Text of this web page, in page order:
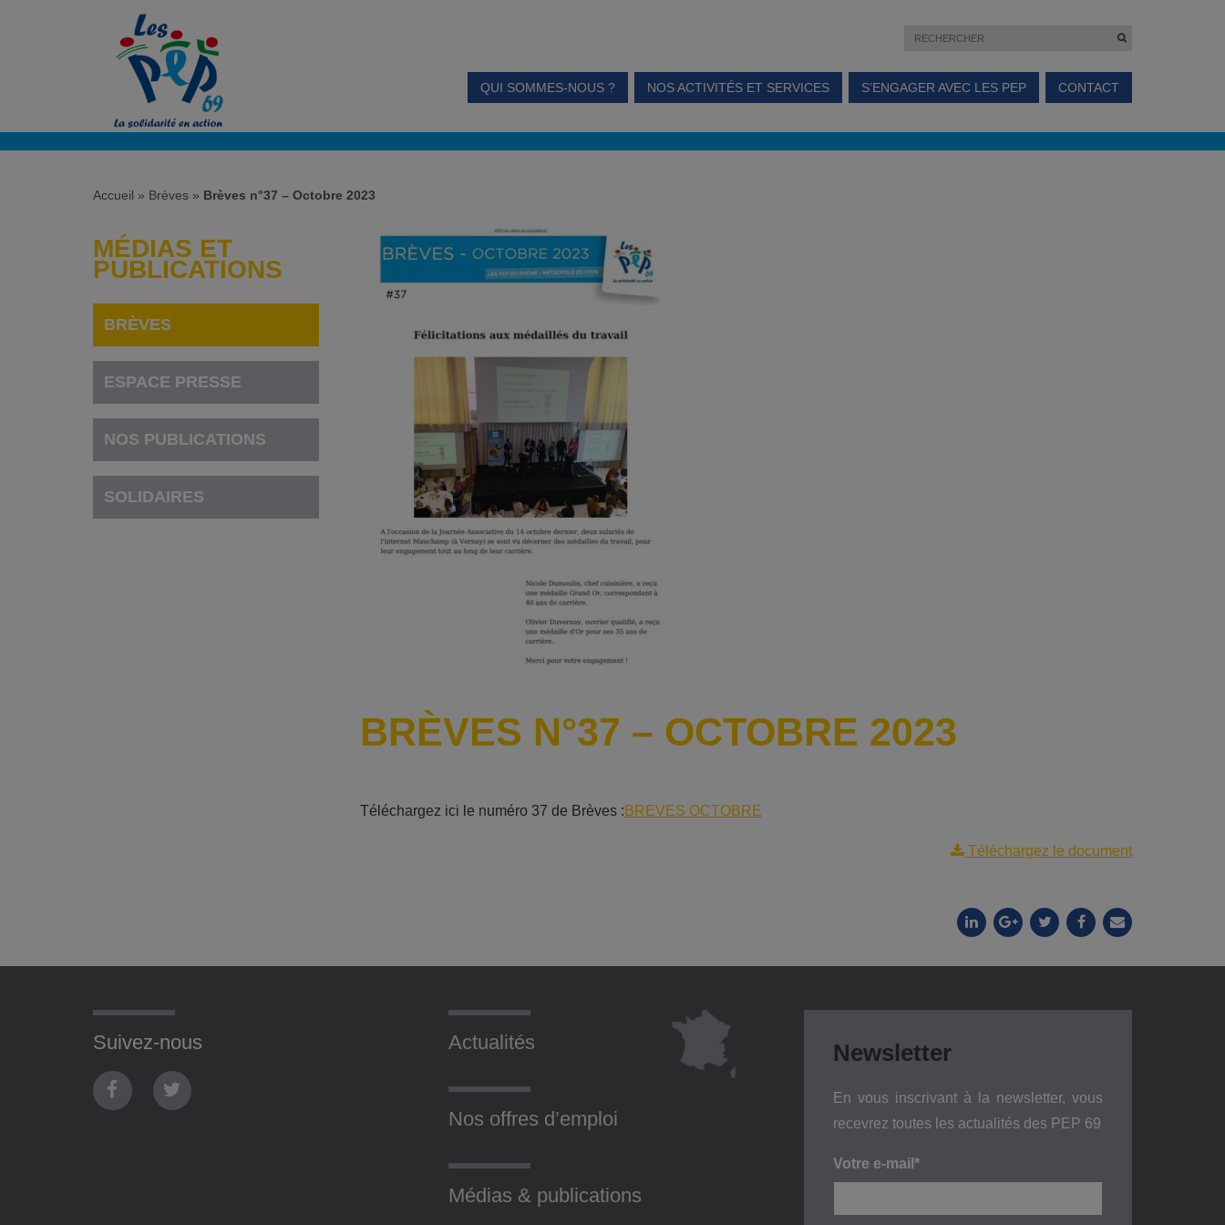
QUI SOMMES-NOUS ? NOS ACTIVITÉS ET SERVICES S’ENGAGER AVEC LES PEP CONTACT
Accueil » Brèves » Brèves n°37 – Octobre 2023
MÉDIAS ET
PUBLICATIONS
BRÈVES
ESPACE PRESSE
NOS PUBLICATIONS
SOLIDAIRES
BRÈVES N°37 – OCTOBRE 2023
Téléchargez ici le numéro 37 de Brèves :BREVES OCTOBRE
Téléchargez le document
Suivez-nous Actualités
Nos offres d’emploi
Médias & publications
Newsletter
En vous inscrivant à la newsletter, vous
recevrez toutes les actualités des PEP 69
Votre e-mail*